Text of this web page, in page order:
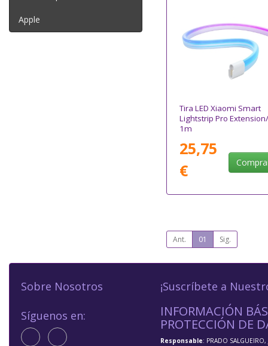
Apple
Tira LED Xiaomi Smart
Lightstrip Pro Extension/
1m
25,75
€
Ant. 01 Sig.
Sobre Nosotros
Síguenos en:
¡Suscríbete a
INFORMACIÓN
PROTECCIÓN DE
Responsable: PRADO SALGUEIRO,